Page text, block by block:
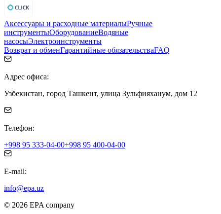
Аксессуары и расходные материалыРучные
инструментыОборудованиеВодяные
насосыЭлектроинструменты
Возврат и обменГарантийные обязательстваFAQ
Адрес офиса:
Узбекистан, город Ташкент, улица Зульфияханум, дом 12
Телефон:
+998 95 333-04-00+998 95 400-04-00
E-mail:
info@epa.uz
© 2026 EPA company